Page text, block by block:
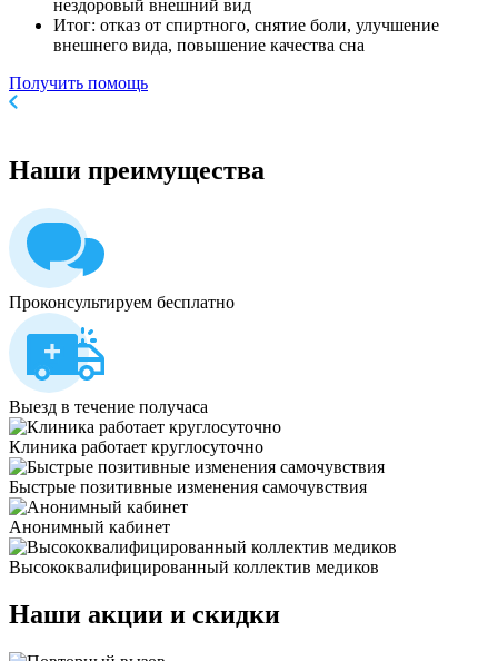
нездоровый внешний вид
Итог: отказ от спиртного, снятие боли, улучшение
внешнего вида, повышение качества сна
Получить помощь
Наши преимущества
Проконсультируем бесплатно
Выезд в течение получаса
Клиника работает круглосуточно
Быстрые позитивные изменения самочувствия
Анонимный кабинет
Высококвалифицированный коллектив медиков
Наши акции и скидки